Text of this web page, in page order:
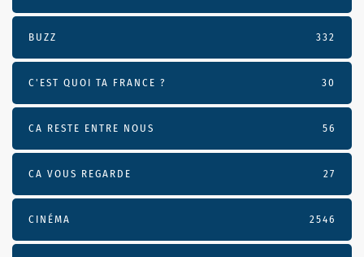
BUZZ 332
C'EST QUOI TA FRANCE ? 30
CA RESTE ENTRE NOUS 56
CA VOUS REGARDE 27
CINÉMA 2546